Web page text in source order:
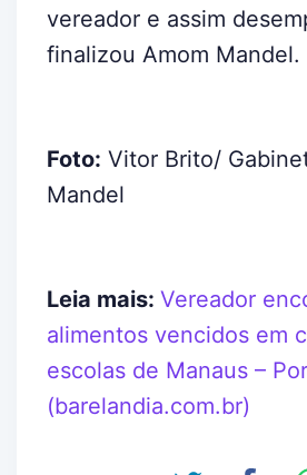
vereador e assim
finalizou Amom Mandel.
Foto: Vitor Brito/
Mandel
Leia mais: Vereador
alimentos vencidos em
escolas de Manaus –
(barelandia.com.br)